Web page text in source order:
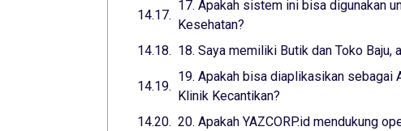
17. Apakah sistem ini bisa digunakan
Kesehatan?
18. Saya memiliki Butik dan Toko Baju,
19. Apakah bisa diaplikasikan sebagai
Klinik Kecantikan?
20. Apakah YAZCORP.id mendukung